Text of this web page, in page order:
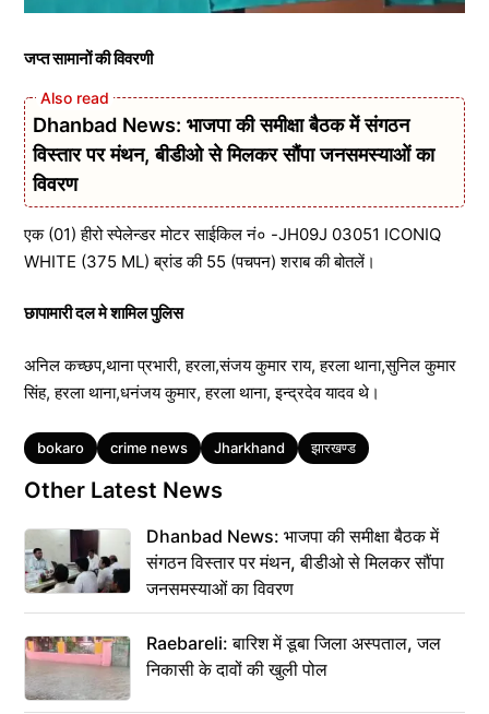
जप्त सामानों की विवरणी
Dhanbad News: भाजपा की समीक्षा बैठक में संगठन
विस्तार पर मंथन, बीडीओ से मिलकर सौंपा जनसमस्याओं का
विवरण
एक (01) हीरो स्पेलेन्डर मोटर साईकिल नं० -JH09J 03051 ICONIQ
WHITE (375 ML) ब्रांड की 55 (पचपन) शराब की बोतलें।
छापामारी दल मे शामिल पुलिस
अनिल कच्छप,थाना प्रभारी, हरला,संजय कुमार राय, हरला थाना,सुनिल कुमार
सिंह, हरला थाना,धनंजय कुमार, हरला थाना, इन्द्रदेव यादव थे।
Tags
bokaro crime news Jharkhand झारखण्ड
Other Latest News
Dhanbad News: भाजपा की समीक्षा बैठक में
संगठन विस्तार पर मंथन, बीडीओ से मिलकर सौंपा
जनसमस्याओं का विवरण
Raebareli: बारिश में डूबा जिला अस्पताल, जल
निकासी के दावों की खुली पोल